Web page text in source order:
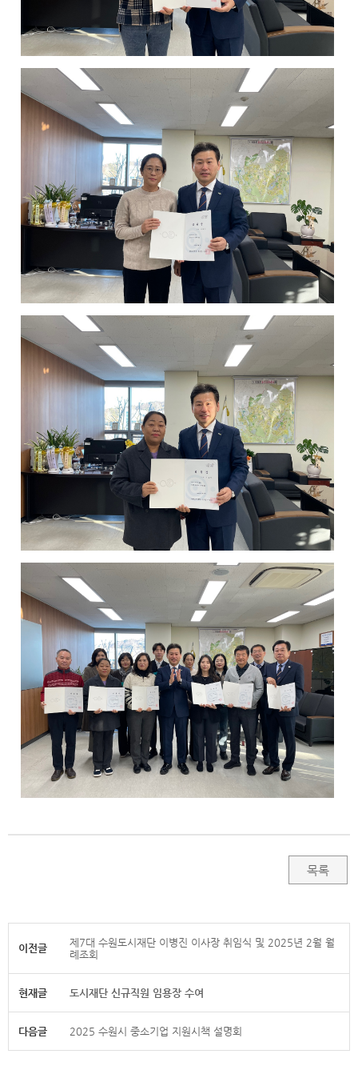
목록
이전글
제7대 수원도시재단 이병진 이사장 취임식 및 2025년 2월 월
례조회
현재글 도시재단 신규직원 임용장 수여
다음글 2025 수원시 중소기업 지원시책 설명회